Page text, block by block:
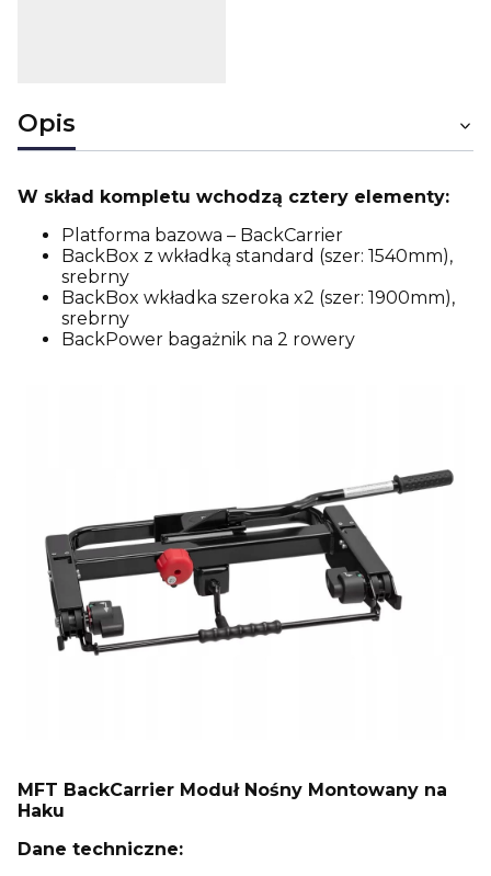
Opis
W skład kompletu wchodzą cztery elementy:
Platforma bazowa – BackCarrier
BackBox z wkładką standard (szer: 1540mm),
srebrny
BackBox wkładka szeroka x2 (szer: 1900mm),
srebrny
BackPower bagażnik na 2 rowery
MFT BackCarrier Moduł Nośny Montowany na
Haku
Dane techniczne: